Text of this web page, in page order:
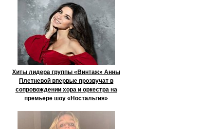
Хиты лидера группы «Винтаж» Анны
Плетневой впервые прозвучат в
сопровождении хора и оркестра на
премьере шоу «Ностальгия»